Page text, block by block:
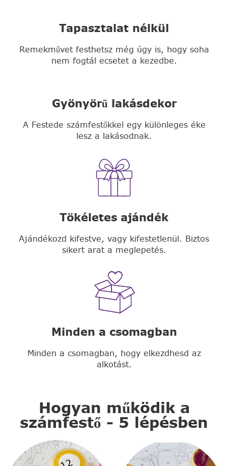
Tapasztalat nélkül
Remekművet festhetsz még úgy is, hogy soha
nem fogtál ecsetet a kezedbe.
Gyönyörű lakásdekor
A Festede számfestőkkel egy különleges éke
lesz a lakásodnak.
Tökéletes ajándék
Ajándékozd kifestve, vagy kifestetlenül. Biztos
sikert arat a meglepetés.
Minden a csomagban
Minden a csomagban, hogy elkezdhesd az
alkotást.
Hogyan működik a
számfestő - 5 lépésben